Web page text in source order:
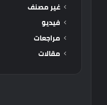
غير مصنف
فيديو
مراجعات
مقالات